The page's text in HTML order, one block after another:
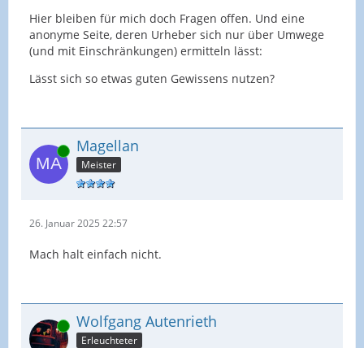
Hier bleiben für mich doch Fragen offen. Und eine
anonyme Seite, deren Urheber sich nur über Umwege
(und mit Einschränkungen) ermitteln lässt:
Lässt sich so etwas guten Gewissens nutzen?
Online Magellan
Meister
26. Januar 2025 22:57
Mach halt einfach nicht.
Online Wolfgang Autenrieth
Erleuchteter